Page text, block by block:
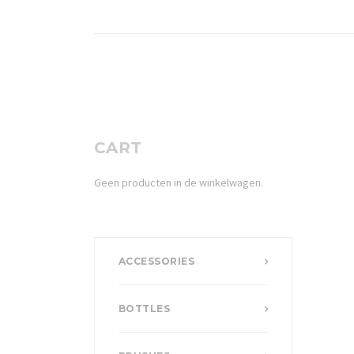
CART
Geen producten in de winkelwagen.
ACCESSORIES
BOTTLES